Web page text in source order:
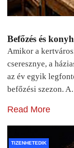
Befőzés és
Amikor a
cseresznye, a
az év egyik
befőzési szezon.
Read More
TIZENHETEDIK